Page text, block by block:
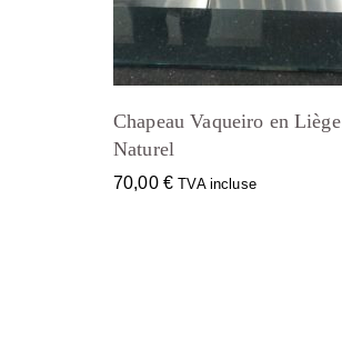
Chapeau Vaqueiro en Liège
Naturel
70,00 € TVA incluse